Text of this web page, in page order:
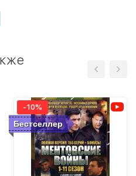
Бестселлер
-10%